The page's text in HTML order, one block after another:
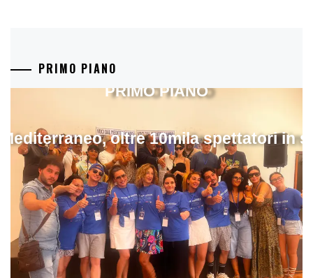
PRIMO PIANO
oltre 10mila spettatori in
PRIMO PIANO